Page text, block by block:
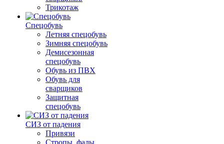
Трикотаж
Спецобувь
Летняя спецобувь
Зимняя спецобувь
Демисезонная
спецобувь
Обувь из ПВХ
Обувь для
сварщиков
Защитная
спецобувь
СИЗ от падения
Привязи
Стропы, фалы,